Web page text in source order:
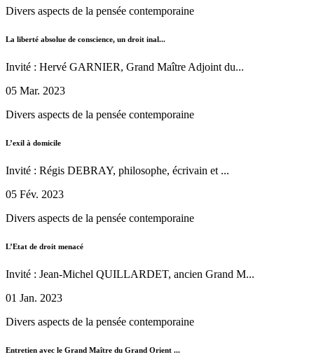
Divers aspects de la pensée contemporaine
La liberté absolue de conscience, un droit inal...
Invité : Hervé GARNIER, Grand Maître Adjoint du...
05 Mar. 2023
Divers aspects de la pensée contemporaine
L’exil à domicile
Invité : Régis DEBRAY, philosophe, écrivain et ...
05 Fév. 2023
Divers aspects de la pensée contemporaine
L’Etat de droit menacé
Invité : Jean-Michel QUILLARDET, ancien Grand M...
01 Jan. 2023
Divers aspects de la pensée contemporaine
Entretien avec le Grand Maître du Grand Orient ...